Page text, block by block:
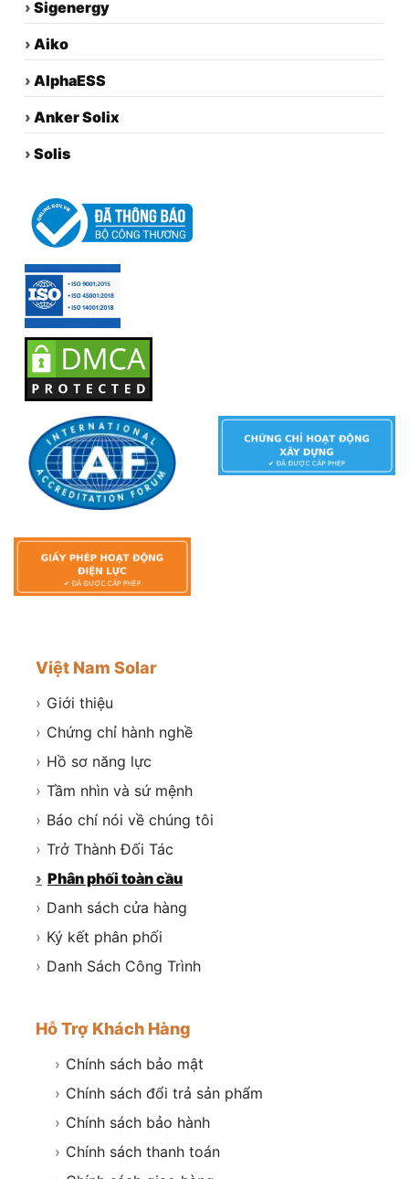
› Sigenergy
› Aiko
› AlphaESS
› Anker Solix
› Solis
Việt Nam Solar
› Giới thiệu
› Chứng chỉ hành nghề
› Hồ sơ năng lực
› Tầm nhìn và sứ mệnh
› Báo chí nói về chúng tôi
› Trở Thành Đối Tác
› Phân phối toàn cầu
› Danh sách cửa hàng
› Ký kết phân phối
› Danh Sách Công Trình
Hỗ Trợ Khách Hàng
› Chính sách bảo mật
› Chính sách đổi trả sản phẩm
› Chính sách bảo hành
› Chính sách thanh toán